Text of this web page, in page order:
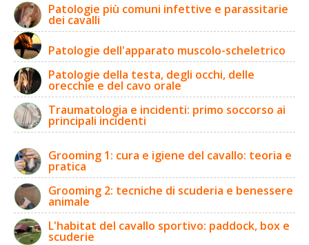
Patologie più comuni infettive e parassitarie
dei cavalli
Patologie dell'apparato muscolo-scheletrico
Patologie della testa, degli occhi, delle
orecchie e del cavo orale
Traumatologia e incidenti: primo soccorso ai
principali incidenti
Grooming 1: cura e igiene del cavallo: teoria e
pratica
Grooming 2: tecniche di scuderia e benessere
animale
L'habitat del cavallo sportivo: paddock, box e
scuderie